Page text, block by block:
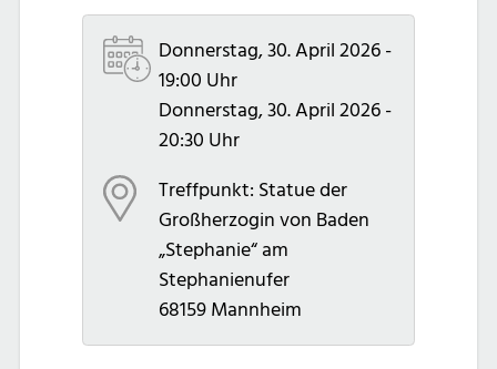
Donnerstag, 30. April 2026 -
19:00 Uhr
Donnerstag, 30. April 2026 -
20:30 Uhr
Treffpunkt: Statue der
Großherzogin von Baden
„Stephanie“ am
Stephanienufer
68159 Mannheim